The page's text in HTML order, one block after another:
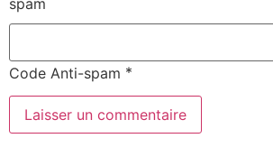
Code Anti-spam *